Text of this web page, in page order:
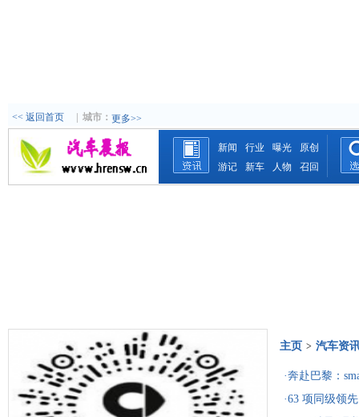
<< 返回首页 城市： 更多>>
新闻 行业 曝光
原创
游记
新车 人物 召回
主页 > 汽车资
·奔赴巴黎：
秀在即
·63 项同级领